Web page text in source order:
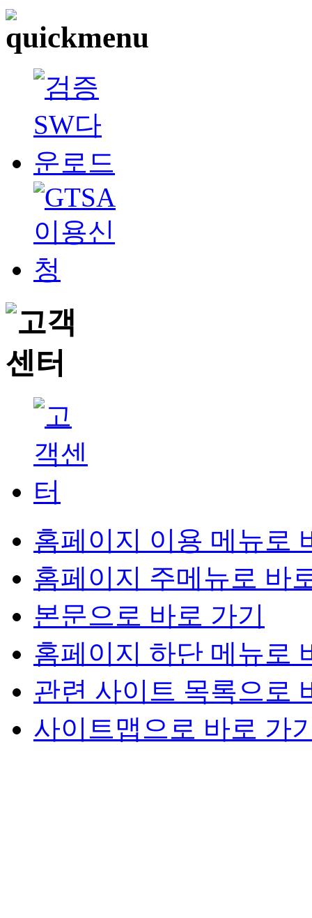
홈페이지 이용 메뉴로
홈페이지 주메뉴로 바
본문으로 바로 가기
홈페이지 하단 메뉴로
관련 사이트 목록으로
사이트맵으로 바로 가